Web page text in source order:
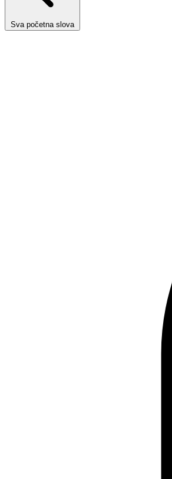
Sva početna slova